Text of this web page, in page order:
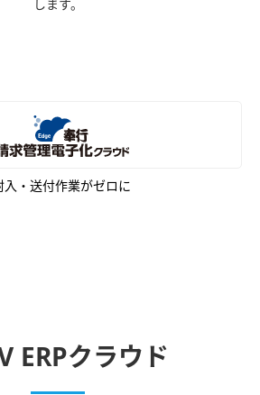
します。
・送付作業がゼロに
ERPクラウド